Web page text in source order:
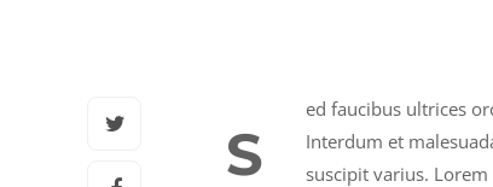
S
ed faucibus ultrices
Interdum et
suscipit varius.